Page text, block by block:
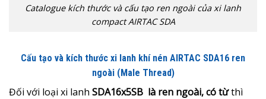
Catalogue kích thước và cấu tạo ren ngoài của xi lanh
compact AIRTAC SDA
Cấu tạo và kích thước xi lanh khí nén AIRTAC SDA16 ren
ngoài (Male Thread)
Đối với loại xi lanh SDA16x5SB là ren ngoài, có từthì